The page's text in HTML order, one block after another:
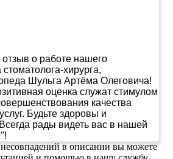
о работе нашего
хирурга,
Шульга Артёма Олеговича!
оценка служат стимулом
качества
Будьте здоровы и
рады видеть вас в нашей
в описании вы можете